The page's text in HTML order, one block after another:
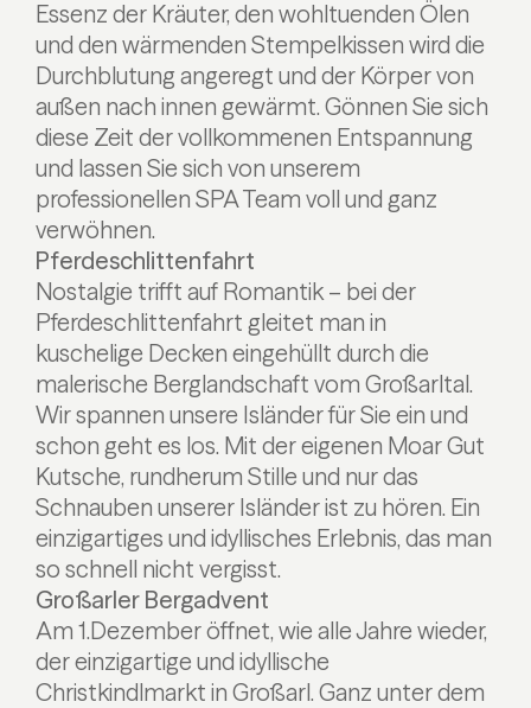
Essenz der Kräuter, den wohltuenden Ölen
und den wärmenden Stempelkissen wird die
Durchblutung angeregt und der Körper von
außen nach innen gewärmt. Gönnen Sie sich
diese Zeit der vollkommenen Entspannung
und lassen Sie sich von unserem
professionellen SPA Team voll und ganz
verwöhnen.
Pferdeschlittenfahrt
Nostalgie trifft auf Romantik – bei der
Pferdeschlittenfahrt gleitet man in
kuschelige Decken eingehüllt durch die
malerische Berglandschaft vom Großarltal.
Wir spannen unsere Isländer für Sie ein und
schon geht es los. Mit der eigenen Moar Gut
Kutsche, rundherum Stille und nur das
Schnauben unserer Isländer ist zu hören. Ein
einzigartiges und idyllisches Erlebnis, das man
so schnell nicht vergisst.
Großarler Bergadvent
Am 1.Dezember öffnet, wie alle Jahre wieder,
der einzigartige und idyllische
Christkindlmarkt in Großarl. Ganz unter dem